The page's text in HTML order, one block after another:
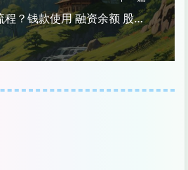
公司上市条件，流程？钱款使用 融资余额 股票一级市场 二级市场 ST